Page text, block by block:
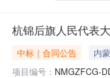
杭锦后旗人民代表
中标｜合同公告 内
项目编号： NMGZFCG-